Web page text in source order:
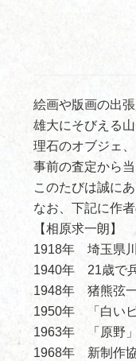
絵画や版画の出
雄大にそびえる
理石のオブジェ
事前の査定から
このたびは誠に
なお、下記に作
【相原求一朗】
1918年 埼玉県
1940年 21歳で
1948年 猪熊弦
1950年 「白い
1963年 「原野」
1968年 新制作